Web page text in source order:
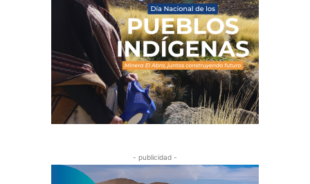
- publicidad -